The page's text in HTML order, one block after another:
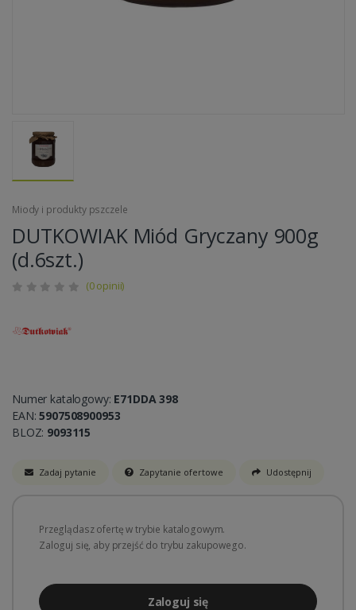
Miody i produkty pszczele
DUTKOWIAK Miód Gryczany 900g
(d.6szt.)
(0 opinii)
Numer katalogowy: E71DDA 398
EAN:5907508900953
BLOZ: 9093115
Zadaj pytanie Zapytanie ofertowe Udostępnij
Przeglądasz ofertę w trybie katalogowym.
Zaloguj się, aby przejść do trybu zakupowego.
Zaloguj się